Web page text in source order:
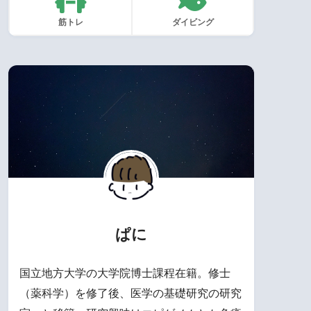
筋トレ ダイビング
ぱに
国立地方大学の大学院博士課程在籍。修士
（薬科学）を修了後、医学の基礎研究の研究